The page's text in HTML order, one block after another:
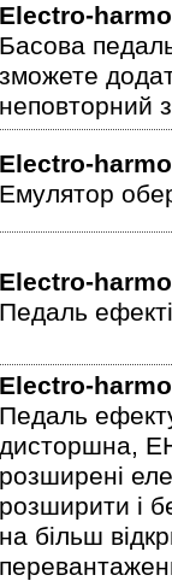
Electro-
Басова
зможете
неповторний
Electro-
Емулятор
Electro-
Педаль
Electro-
Педаль
дисторшна,
розширені
розширити і
на більш